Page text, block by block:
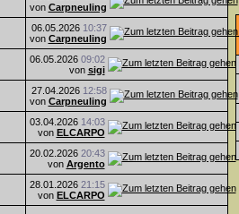
von Carpneuling
06.05.2026 10:37
von Carpneuling
06.05.2026 09:02
von sigi
27.04.2026 12:58
von Carpneuling
03.04.2026 14:03
von ELCARPO
20.02.2026 20:43
von Argento
28.01.2026 21:15
von ELCARPO